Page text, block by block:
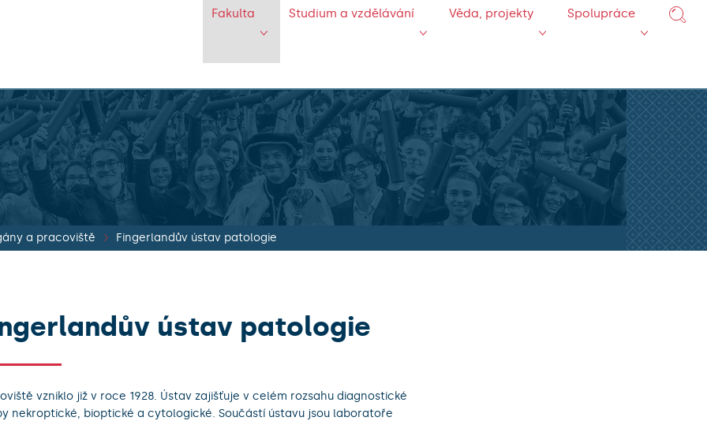
Fakulta Studium a vzdělávání Věda, projekty Spolupráce
a pracoviště Fingerlandův ústav patologie
ústav patologie
vzniklo již v roce 1928. Ústav zajišťuje v celém rozsahu diagnostické
nekroptické, bioptické a cytologické. Součástí ústavu jsou laboratoře